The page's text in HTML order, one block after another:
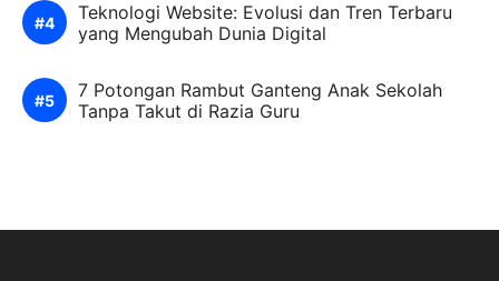
Teknologi Website: Evolusi dan Tren Terbaru
yang Mengubah Dunia Digital
7 Potongan Rambut Ganteng Anak Sekolah
Tanpa Takut di Razia Guru